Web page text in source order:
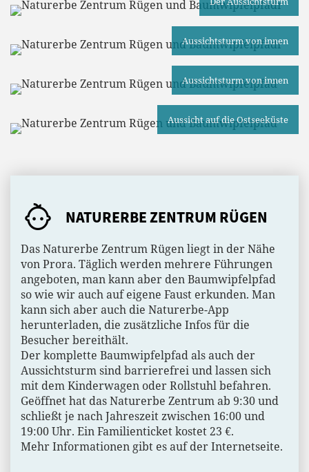
Aussichtsturm von innen
Aussichtsturm von innen
Aussicht auf die Ostseeküste
NATURERBE ZENTRUM RÜGEN
Das Naturerbe Zentrum Rügen liegt in der Nähe
von Prora. Täglich werden mehrere Führungen
angeboten, man kann aber den Baumwipfelpfad
so wie wir auch auf eigene Faust erkunden. Man
kann sich aber auch die Naturerbe-App
herunterladen, die zusätzliche Infos für die
Besucher bereithält.
Der komplette Baumwipfelpfad als auch der
Aussichtsturm sind barrierefrei und lassen sich
mit dem Kinderwagen oder Rollstuhl befahren.
Geöffnet hat das Naturerbe Zentrum ab 9:30 und
schließt je nach Jahreszeit zwischen 16:00 und
19:00 Uhr. Ein Familienticket kostet 23 €.
Mehr Informationen gibt es auf der Internetseite.